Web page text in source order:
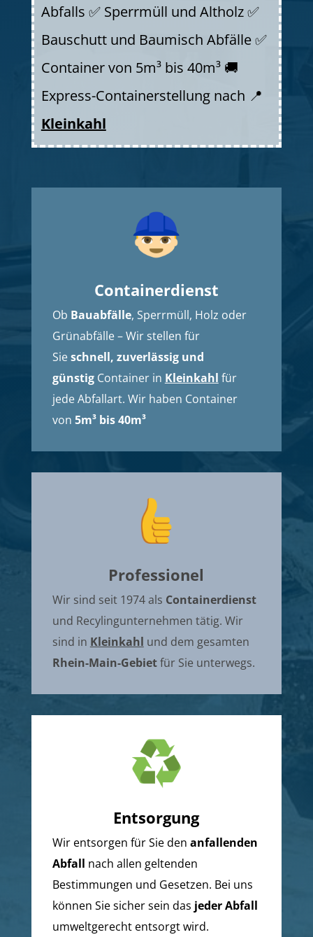
Abfalls ✅ Sperrmüll und Altholz ✅
Bauschutt und Baumisch Abfälle ✅
Container von 5m³ bis 40m³ 🚚
Express-Containerstellung nach 📍
Kleinkahl
Containerdienst
Ob Bauabfälle, Sperrmüll, Holz oder
Grünabfälle – Wir stellen für
Sieschnell, zuverlässig und
günstigContainer in Kleinkahl für
jede Abfallart. Wir haben Container
von 5m³ bis 40m³
Professionel
Wir sind seit 1974 als Containerdienst
und Recylingunternehmen tätig. Wir
sind in Kleinkahl und dem gesamten
Rhein-Main-Gebietfür Sie unterwegs.
Entsorgung
Wir entsorgen für Sie den anfallenden
Abfall nach allen geltenden
Bestimmungen und Gesetzen. Bei uns
können Sie sicher sein das jeder Abfall
umweltgerecht entsorgt wird.